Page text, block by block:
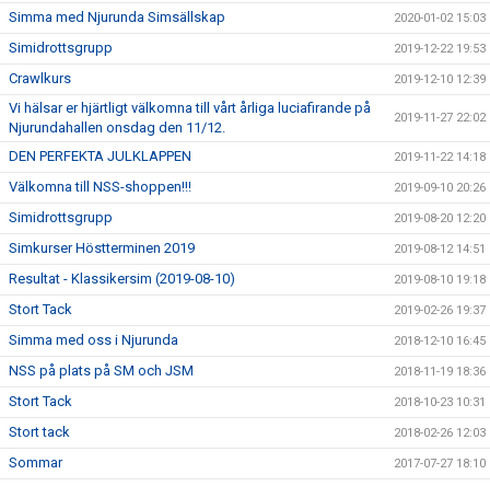
Simma med Njurunda Simsällskap 2020-01-02 15:03
Simidrottsgrupp 2019-12-22 19:53
Crawlkurs 2019-12-10 12:39
Vi hälsar er hjärtligt välkomna till vårt årliga luciafirande på
Njurundahallen onsdag den 11/12.
2019-11-27 22:02
DEN PERFEKTA JULKLAPPEN 2019-11-22 14:18
Välkomna till NSS-shoppen!!! 2019-09-10 20:26
Simidrottsgrupp 2019-08-20 12:20
Simkurser Höstterminen 2019 2019-08-12 14:51
Resultat - Klassikersim (2019-08-10) 2019-08-10 19:18
Stort Tack 2019-02-26 19:37
Simma med oss i Njurunda 2018-12-10 16:45
NSS på plats på SM och JSM 2018-11-19 18:36
Stort Tack 2018-10-23 10:31
Stort tack 2018-02-26 12:03
Sommar 2017-07-27 18:10